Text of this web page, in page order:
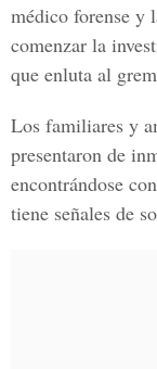
médico forense y
comenzar la
que enluta al
Los familiares y
presentaron de
encontrándose
tiene señales de